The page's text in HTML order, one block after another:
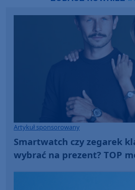
Artykuł sponsorowany
Smartwatch czy zegarek
wybrać na prezent? TOP